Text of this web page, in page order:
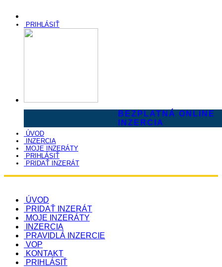
PRIHLÁSIŤ
BEZPLATNÁ ONLINE
INZERCIA
ÚVOD
INZERCIA
MOJE INZERÁTY
PRIHLÁSIŤ
PRIDAŤ INZERÁT
ÚVOD
PRIDAŤ INZERÁT
MOJE INZERÁTY
INZERCIA
PRAVIDLÁ INZERCIE
VOP
KONTAKT
PRIHLÁSIŤ